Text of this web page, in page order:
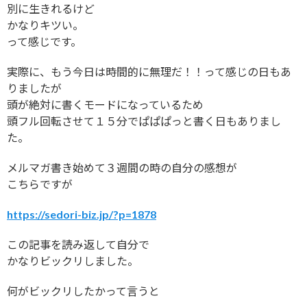
別に生きれるけど
かなりキツい。
って感じです。
実際に、もう今日は時間的に無理だ！！って感じの日もあ
りましたが
頭が絶対に書くモードになっているため
頭フル回転させて１５分でぱぱぱっと書く日もありまし
た。
メルマガ書き始めて３週間の時の自分の感想が
こちらですが
https://sedori-biz.jp/?p=1878
この記事を読み返して自分で
かなりビックリしました。
何がビックリしたかって言うと